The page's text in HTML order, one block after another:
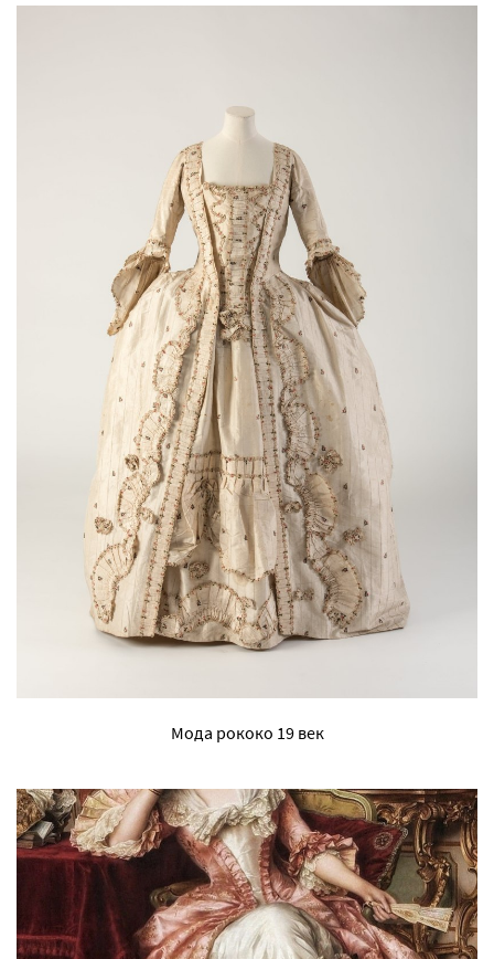
Мода рококо 19 век